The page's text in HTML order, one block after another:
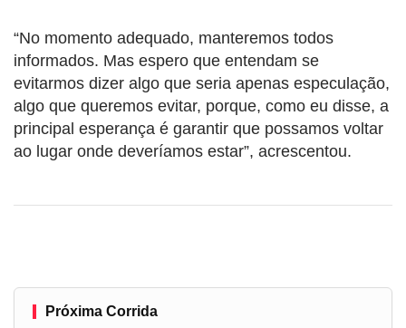
“No momento adequado, manteremos todos
informados. Mas espero que entendam se
evitarmos dizer algo que seria apenas especulação,
algo que queremos evitar, porque, como eu disse, a
principal esperança é garantir que possamos voltar
ao lugar onde deveríamos estar”, acrescentou.
Próxima Corrida